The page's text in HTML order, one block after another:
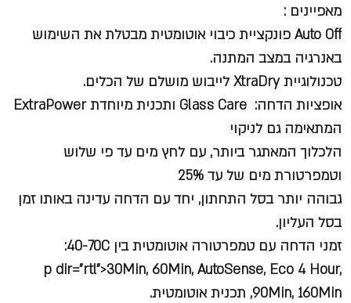
מאפיינים :
Auto Off פונקציית כיבוי אוטומטית מבטלת את השימוש
באנרגיה במצב המתנה.
טכנולוגיית XtraDry לייבוש מושלם של הכלים.
אופציות הדחה: Glass Care ותכנית מיוחדת ExtraPower
המתאימה גם לניקוי
הלכלוך המאתגר ביותר, עם לחץ מים עד פי שלוש
וטמפרטורת מים של עד 25%
גבוהה יותר בסל התחתון, יחד עם הדחה עדינה באותו זמן
בסל העליון.
זמני הדחה עם טמפרטורה אוטומטית בין 40-70C:
p dir="rtl">30Min, 60Min, AutoSense, Eco 4 Hour,
90Min, 160Min, תכנית אוטומטית.